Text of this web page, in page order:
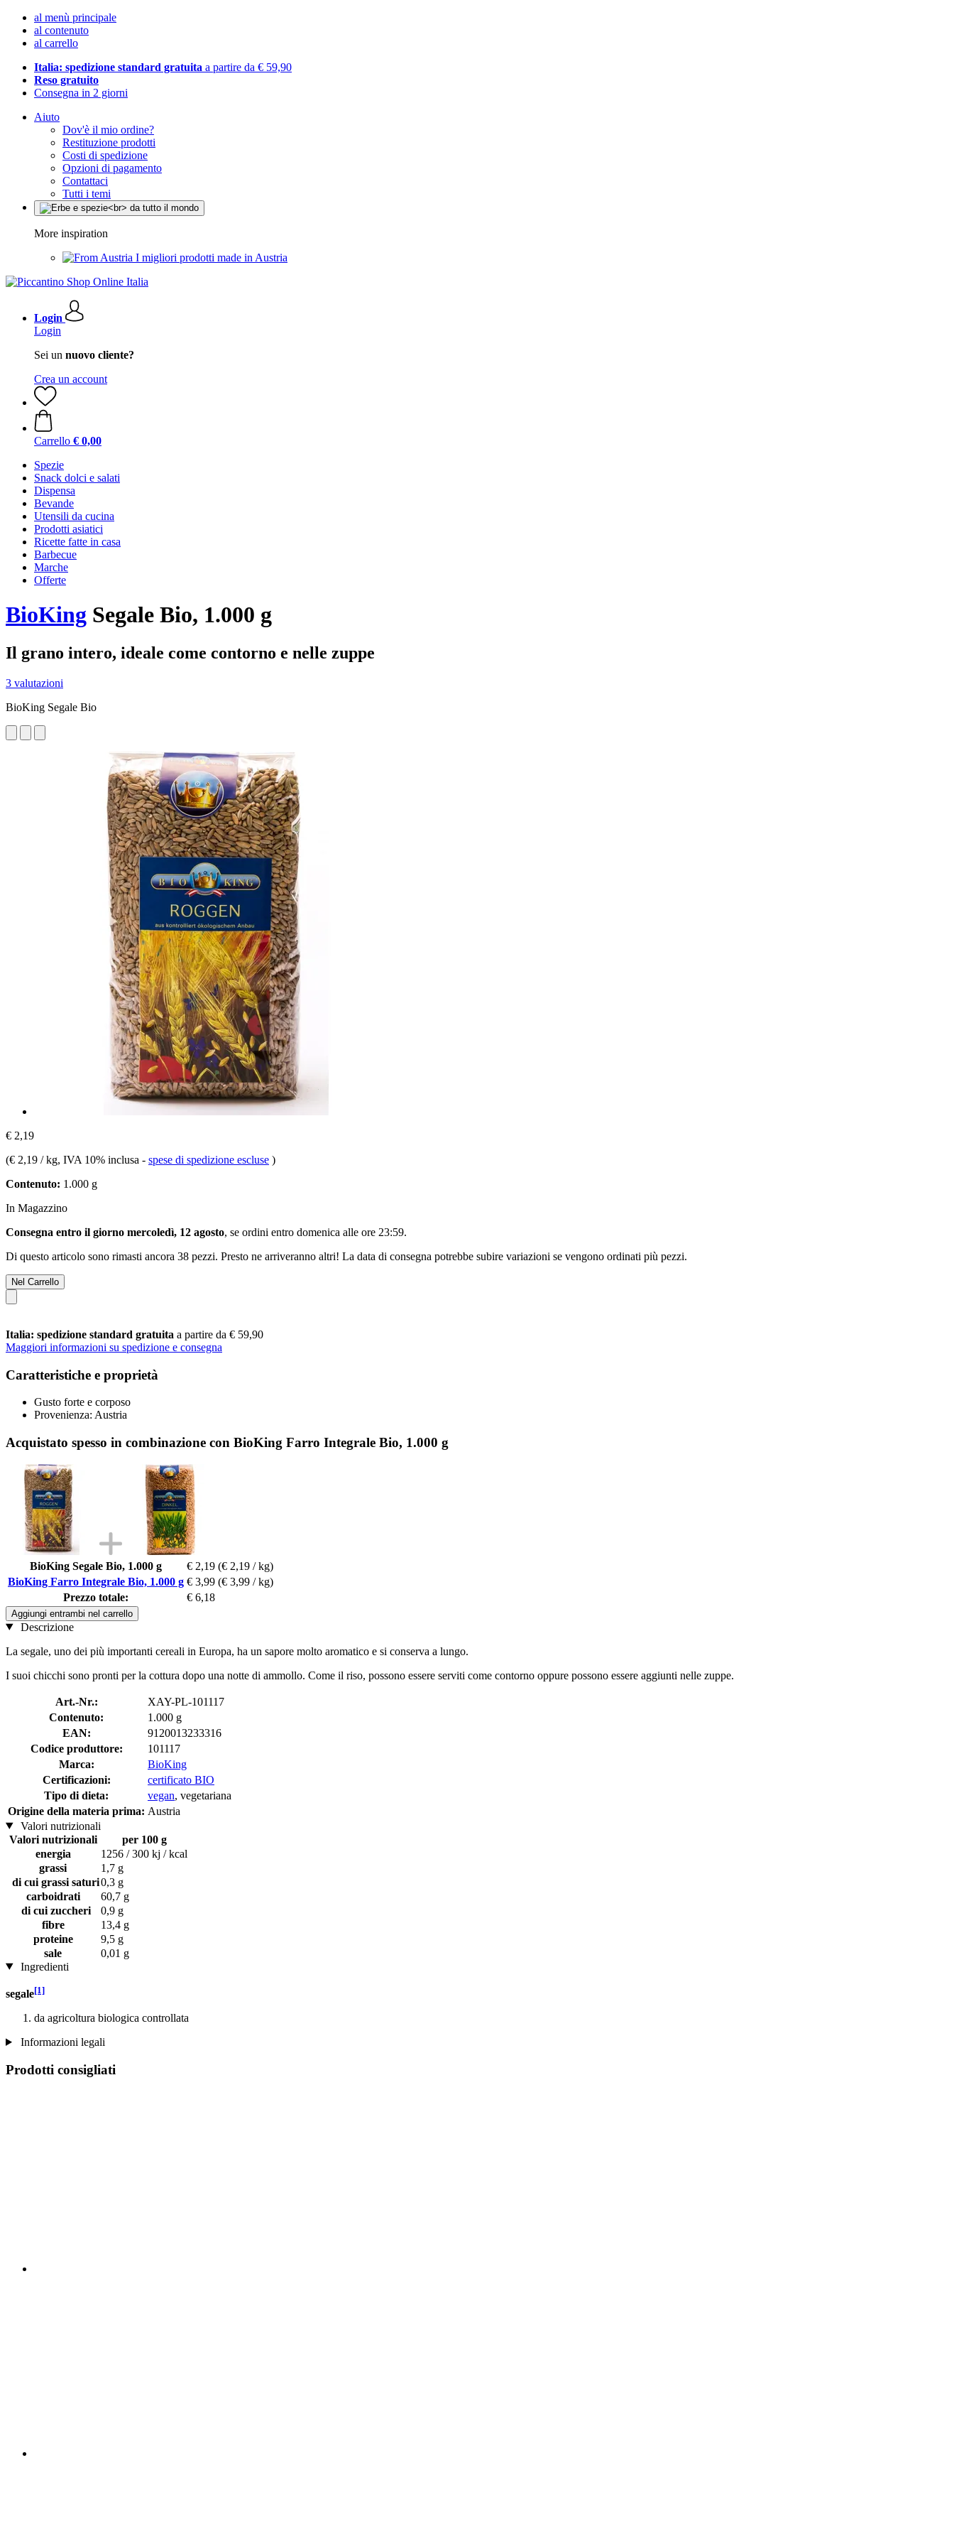
al menù principale
al contenuto
al carrello
Italia: spedizione standard gratuita a partire da € 59,90
Reso gratuito
Consegna in 2 giorni
Aiuto
Dov'è il mio ordine?
Restituzione prodotti
Costi di spedizione
Opzioni di pagamento
Contattaci
Tutti i temi
More inspiration
I migliori prodotti made in Austria
Login
Login
Sei un nuovo cliente?
Crea un account
Carrello € 0,00
Spezie
Snack dolci e salati
Dispensa
Bevande
Utensili da cucina
Prodotti asiatici
Ricette fatte in casa
Barbecue
Marche
Offerte
BioKing Segale Bio, 1.000 g
Il grano intero, ideale come contorno e nelle zuppe
3 valutazioni
BioKing Segale Bio
€ 2,19
(€ 2,19 / kg, IVA 10% inclusa - spese di spedizione escluse )
Contenuto: 1.000 g
In Magazzino
Consegna entro il giorno mercoledì, 12 agosto, se ordini entro domenica alle ore 23:59.
Di questo articolo sono rimasti ancora 38 pezzi. Presto ne arriveranno altri! La data di consegna potrebbe subire variazioni se vengono ordinati più pezzi.
Nel Carrello
Italia: spedizione standard gratuita a partire da € 59,90
Maggiori informazioni su spedizione e consegna
Caratteristiche e proprietà
Gusto forte e corposo
Provenienza: Austria
Acquistato spesso in combinazione con BioKing Farro Integrale Bio, 1.000 g
BioKing Segale Bio, 1.000 g € 2,19 (€ 2,19 / kg)
BioKing Farro Integrale Bio, 1.000 g € 3,99 (€ 3,99 / kg)
Prezzo totale:
€ 6,18
Aggiungi entrambi nel carrello
Descrizione
La segale, uno dei più importanti cereali in Europa, ha un sapore molto aromatico e si conserva a lungo.
I suoi chicchi sono pronti per la cottura dopo una notte di ammollo. Come il riso, possono essere serviti come contorno oppure possono essere aggiunti nelle zuppe.
Art.-Nr.:
XAY-PL-101117
Contenuto:
1.000 g
EAN:
9120013233316
Codice produttore:
101117
Marca:
BioKing
Certificazioni:
certificato BIO
Tipo di dieta:
vegan, vegetariana
Origine della materia prima: Austria
Valori nutrizionali
Valori nutrizionali
per 100 g
energia
1256 / 300 kj / kcal
grassi
1,7 g
di cui grassi saturi0,3 g
carboidrati
60,7 g
di cui zuccheri
0,9 g
fibre
13,4 g
proteine
9,5 g
sale
0,01 g
Ingredienti
segale[1]
da agricoltura biologica controllata
Informazioni legali
Prodotti consigliati